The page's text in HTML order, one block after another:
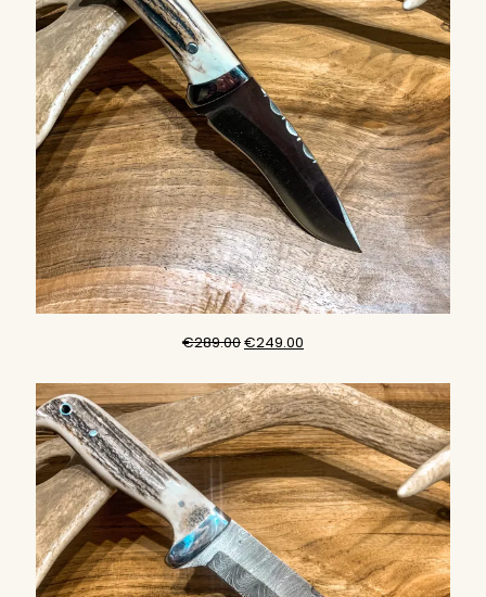
€289.00原
價
格：
€289.00。
€249.00
價
格：
€249.00。